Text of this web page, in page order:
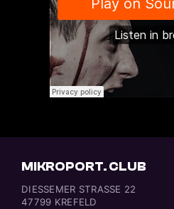
MIKROPORT. CLUB
DIESSEMER STRASSE 22
47799 KREFELD